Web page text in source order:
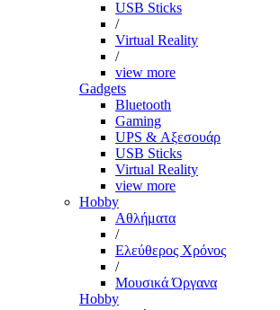
USB Sticks
/
Virtual Reality
/
view more
Gadgets
Bluetooth
Gaming
UPS & Αξεσουάρ
USB Sticks
Virtual Reality
view more
Hobby
Αθλήματα
/
Ελεύθερος Χρόνος
/
Μουσικά Όργανα
Hobby